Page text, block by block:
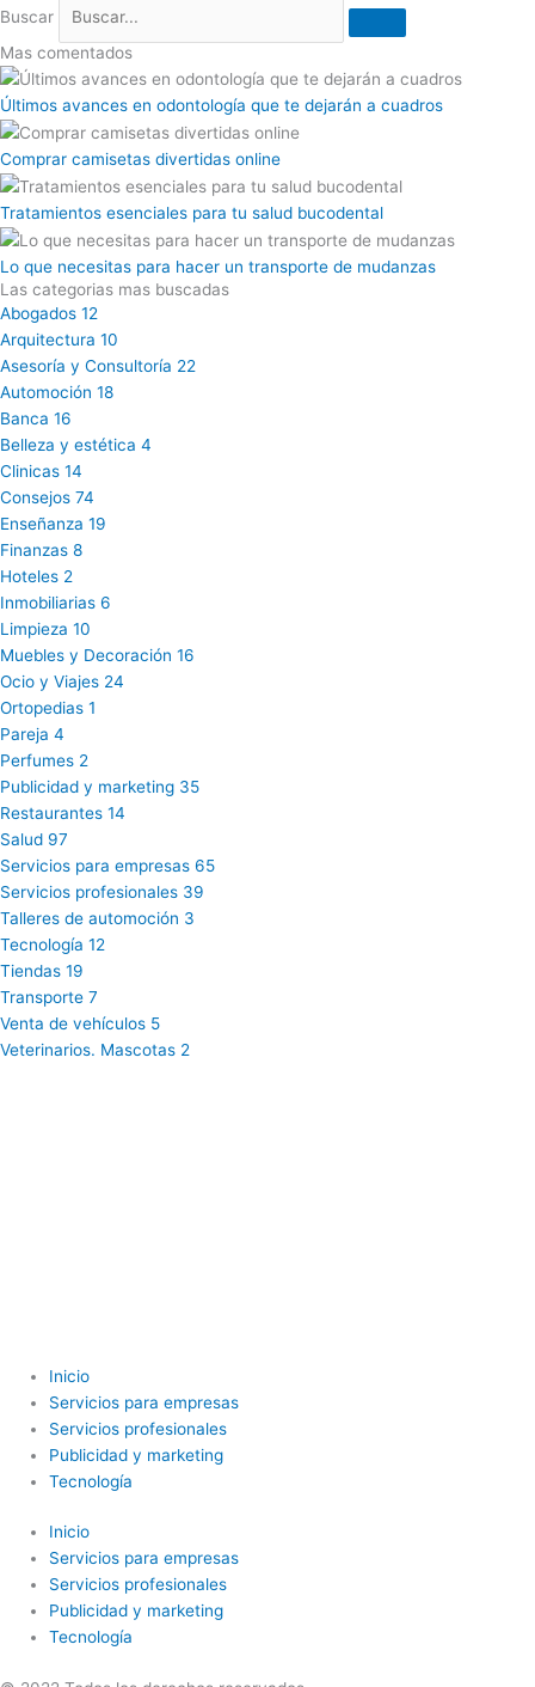
Buscar
Mas comentados
Últimos avances en odontología que te dejarán a cuadros
Comprar camisetas divertidas online
Tratamientos esenciales para tu salud bucodental
Lo que necesitas para hacer un transporte de mudanzas
Las categorias mas buscadas
Abogados 12
Arquitectura 10
Asesoría y Consultoría 22
Automoción 18
Banca 16
Belleza y estética 4
Clinicas 14
Consejos 74
Enseñanza 19
Finanzas 8
Hoteles 2
Inmobiliarias 6
Limpieza 10
Muebles y Decoración 16
Ocio y Viajes 24
Ortopedias 1
Pareja 4
Perfumes 2
Publicidad y marketing 35
Restaurantes 14
Salud 97
Servicios para empresas 65
Servicios profesionales 39
Talleres de automoción 3
Tecnología 12
Tiendas 19
Transporte 7
Venta de vehículos 5
Veterinarios. Mascotas 2
Inicio
Servicios para empresas
Servicios profesionales
Publicidad y marketing
Tecnología
Inicio
Servicios para empresas
Servicios profesionales
Publicidad y marketing
Tecnología